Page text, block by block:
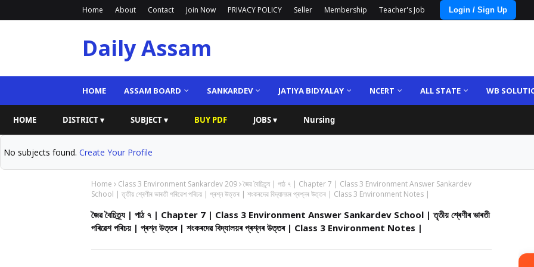
Home About Contact Join Now PRIVACY POLICY Seller Membership Teacher's Job Login / Sign Up
Daily Assam
HOME ASSAM BOARD SANKARDEV JATIYA BIDYALAY NCERT ALL STATE WB
HOME DISTRICT ▾ SUBJECT ▾ BUY PDF JOBS ▾ Nursing
No subjects found. Create Your Profile
Home Class 3 Environment Sankardev 209 জৈৱ বৈচিত্ৰ্য | পাঠ ৭ | Chapter 7 | Class 3 Environment Answer Sankardev
School | তৃতীয় শ্ৰেণীৰ ভাৰতী পৰিৱেশ পৰিচয় | প্ৰশ্ন উত্তৰ | শংকৰদেৱ বিদ্যালয়ৰ প্ৰশ্নৰ উত্তৰ | Class 3 Environment Notes |
জৈৱ বৈচিত্ৰ্য | পাঠ ৭ | Chapter 7 | Class 3 Environment Answer Sankardev School | তৃতীয় শ্ৰেণীৰ ভাৰতী
পৰিৱেশ পৰিচয় | প্ৰশ্ন উত্তৰ | শংকৰদেৱ বিদ্যালয়ৰ প্ৰশ্নৰ উত্তৰ | Class 3 Environment Notes |